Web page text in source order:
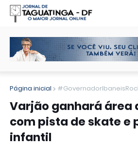
Página inicial
Varjão ganhará área
com pista de skate e
infantil